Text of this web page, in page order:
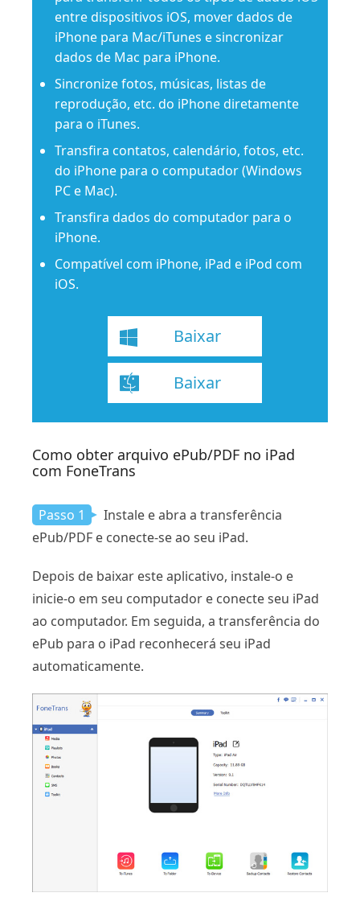
entre dispositivos iOS, mover dados de
iPhone para Mac/iTunes e sincronizar
dados de Mac para iPhone.
Sincronize fotos, músicas, listas de
reprodução, etc. do iPhone diretamente
para o iTunes.
Transfira contatos, calendário, fotos, etc.
do iPhone para o computador (Windows
PC e Mac).
Transfira dados do computador para o
iPhone.
Compatível com iPhone, iPad e iPod com
iOS.
Baixar
Baixar
Como obter arquivo ePub/PDF no iPad
com FoneTrans
Passo 1
Instale e abra a transferência
ePub/PDF e conecte-se ao seu iPad.
Depois de baixar este aplicativo, instale-o e
inicie-o em seu computador e conecte seu iPad
ao computador. Em seguida, a transferência do
ePub para o iPad reconhecerá seu iPad
automaticamente.